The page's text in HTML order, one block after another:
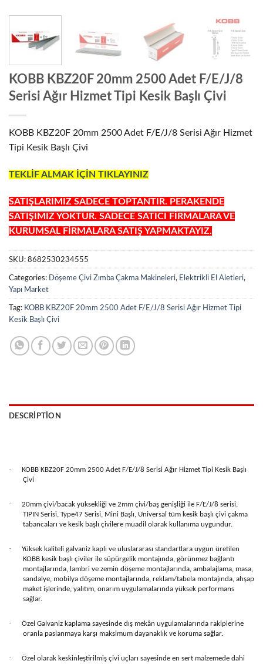
KOBB KBZ20F 20mm 2500 Adet F/E/J/8
Serisi Ağır Hizmet Tipi Kesik Başlı Çivi
KOBB KBZ20F 20mm 2500 Adet F/E/J/8 Serisi Ağır Hizmet
Tipi Kesik Başlı Çivi
TEKLİF ALMAK İÇİN TIKLAYINIZ
SATIŞLARIMIZ SADECE TOPTANTIR. PERAKENDE
SATIŞIMIZ YOKTUR. SADECE SATICI FİRMALARA VE
KURUMSAL FİRMALARA SATIŞ YAPMAKTAYIZ.
SKU: 8682530234555
Categories: Döşeme Çivi Zımba Çakma Makineleri, Elektrikli El Aletleri,
Yapı Market
Tag: KOBB KBZ20F 20mm 2500 Adet F/E/J/8 Serisi Ağır Hizmet Tipi
Kesik Başlı Çivi
DESCRIPTION
·
KOBB KBZ20F 20mm 2500 Adet F/E/J/8 Serisi Ağır Hizmet Tipi Kesik Başlı
Çivi
·
20mm çivi/bacak yüksekliği ve 2mm çivi/baş genişliği ile F/E/J/8 serisi,
TIPIN Serisi, Type47 Serisi, Mini Başlı, Universal tüm kesik başlı çivi çakma
tabancaları ve kesik başlı çivilere muadil olarak kullanıma uygundur.
·
Yüksek kaliteli galvaniz kaplı ve uluslararası standartlara uygun üretilen
KOBB kesik başlı çiviler ile süpürgelik montajında, görünmez bağlantı
montajlarında, lambri ve zemin döşeme montajlarında, ambalajlama, masa,
sandalye, mobilya döşeme montajlarında, reklam/tabela montajında, ahşap
maket işlerinde, yalıtım, onarım uygulamalarında yüksek performans
sağlar.
·
Özel Galvaniz kaplama sayesinde dış mekân uygulamalarında rakiplerine
oranla paslanmaya karşı maksimum dayanaklık ve koruma sağlar.
·
Özel olarak keskinleştirilmiş çivi uçları sayesinde en sert malzemede dahi